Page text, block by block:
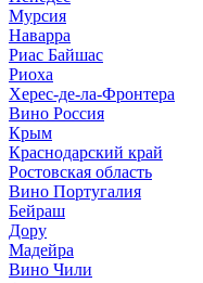
Мурсия
Наварра
Риас Байшас
Риоха
Херес-де-ла-Фронтера
Вино Россия
Крым
Краснодарский край
Ростовская область
Вино Португалия
Бейраш
Дору
Мадейра
Вино Чили